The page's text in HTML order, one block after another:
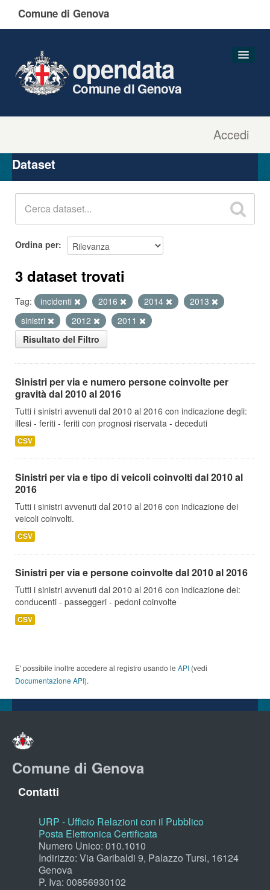
Comune di Genova
Accedi
opendata
Comune di Genova
Organizzazioni
Gruppi
Dataset
Ordina per
3 dataset trovati
Tag: incidenti 2016 2014
2013
sinistri
2012
2011
Risultato del Filtro
Sinistri per via e numero persone coinvolte per
gravità dal 2010 al 2016
Tutti i sinistri avvenuti dal 2010 al 2016 con indicazione degli:
illesi - feriti - feriti con prognosi riservata - deceduti
CSV
Sinistri per via e tipo di veicoli coinvolti dal 2010 al
2016
Tutti i sinistri avvenuti dal 2010 al 2016 con indicazione dei
veicoli coinvolti.
CSV
Sinistri per via e persone coinvolte dal 2010 al 2016
Tutti i sinistri avvenuti dal 2010 al 2016 con indicazione dei:
conducenti - passeggeri - pedoni coinvolte
CSV
E' possibile inoltre accedere al registro usando le API (vedi
Documentazione API).
Comune di Genova
Contatti
URP - Ufficio Relazioni con il Pubblico
Posta Elettronica Certificata
Numero Unico: 010.1010
Indirizzo: Via Garibaldi 9, Palazzo Tursi, 16124
Genova
P. Iva: 00856930102